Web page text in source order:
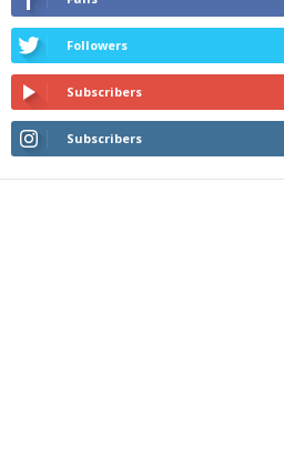
Followers
Subscribers
Subscribers